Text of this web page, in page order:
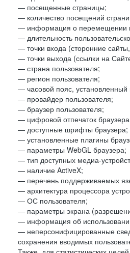
— посещенные страницы;
— количество посещений
— информация о перемещении
— длительность
— точки входа (сторонние
— точки выхода (ссылки на
— страна пользователя;
— регион пользователя;
— часовой пояс, установленный
— провайдер пользователя;
— браузер пользователя;
— цифровой отпечаток
— доступные шрифты браузера;
— установленные плагины
— параметры WebGL браузера;
— тип доступных медиа-
— наличие ActiveX;
— перечень поддерживаемых
— архитектура процессора
— ОС пользователя;
— параметры экрана
— информация об
— неперсонифицированные
сохранения вводимых